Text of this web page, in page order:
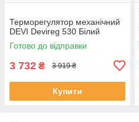
Терморегулятор механічний
DEVI Devireg 530 Білий
Готово до відправки
3 732 ₴ 3 919 ₴
Купити